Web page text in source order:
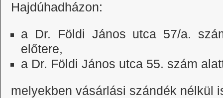
Hajdúhadházon:
a Dr. Földi János utca 57/a.
előtere,
a Dr. Földi János utca 55. szám
melyekben vásárlási szándék nélkül